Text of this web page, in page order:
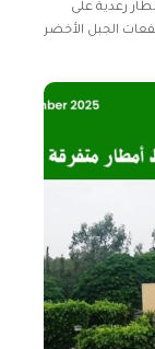
رعدية على
الجبل الأخضر
المركز في